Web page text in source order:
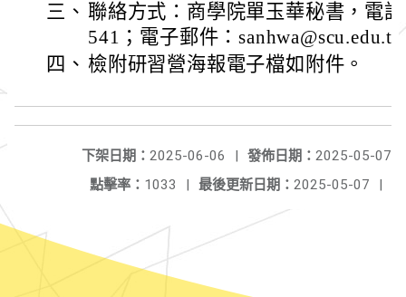
三、 聯絡方式：商學院單玉華秘書，電
541；電子郵件：
四、 檢附研習營海報電子檔如附件。
發佈日期： 2025-05-07
下架日期： 2025-06-06
|
最後更新日期： 2025-05-07 |
點擊率： 1033 |